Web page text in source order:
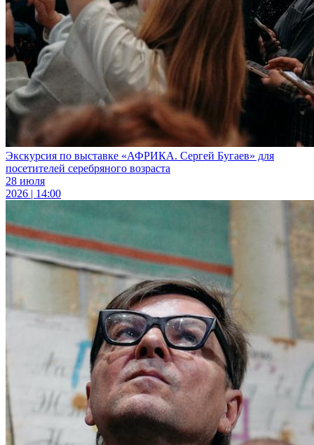
Экскурсия по выставке «АФРИКА. Сергей Бугаев» для
посетителей серебряного возраста
28 июля
2026 | 14:00